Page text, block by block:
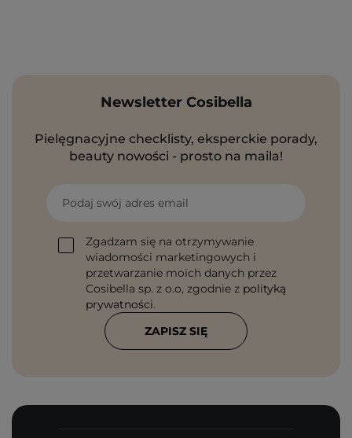
Newsletter Cosibella
Pielęgnacyjne checklisty, eksperckie porady,
beauty nowości - prosto na maila!
Podaj swój adres email
Zgadzam się na otrzymywanie
wiadomości marketingowych i
przetwarzanie moich danych przez
Cosibella sp. z o.o, zgodnie z polityką
prywatności.
ZAPISZ SIĘ